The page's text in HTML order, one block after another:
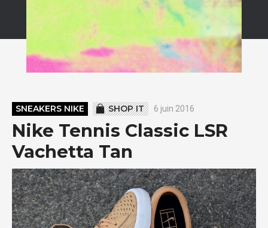
SNEAKERS NIKE SHOP IT 6 juin 2016
Nike Tennis Classic LSR
Vachetta Tan